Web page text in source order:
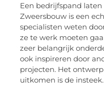
Een bedrijfspand
Zweersbouw is een
specialisten weten
ze te werk moeten
zeer belangrijk
ook inspireren door
projecten. Het
uitkomen is de